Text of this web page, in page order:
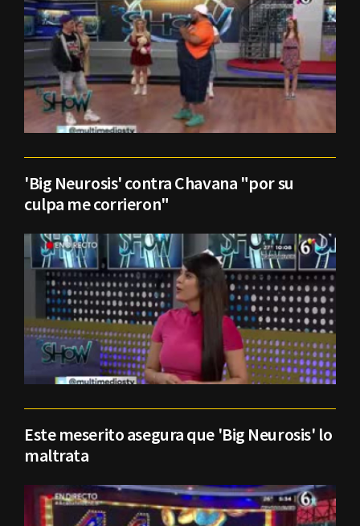
'Big Neurosis' contra Chavana "por su
culpa me corrieron"
Este meserito asegura que 'Big Neurosis' lo
maltrata